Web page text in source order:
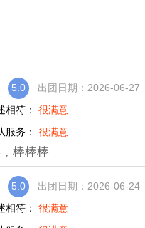
5.0
出团日期：2026-06-27
相符： 很满意
服务： 很满意
棒棒棒
5.0
出团日期：2026-06-24
相符： 很满意